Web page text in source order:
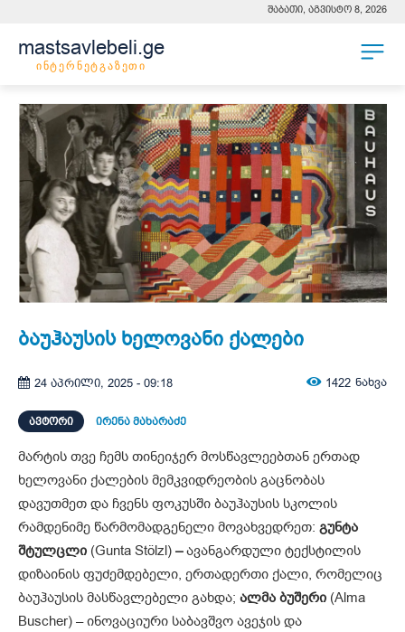
შაბათი, აგვისტო 8, 2026
mastsavlebeli.ge
ინტერნეტგაზეთი
ბაუჰაუსის ხელოვანი ქალები
24 აპრილი, 2025 - 09:18 1422 ნახვა
ᲐᲕᲢᲝᲠᲘ ირენა მახარაძე
მარტის თვე ჩემს თინეიჯერ მოსწავლეებთან ერთად
ხელოვანი ქალების მემკვიდრეობის გაცნობას
დავუთმეთ და ჩვენს ფოკუსში ბაუჰაუსის სკოლის
რამდენიმე წარმომადგენელი მოვახვედრეთ: გუნტა
შტულცლი (Gunta Stölzl) –ავანგარდული ტექსტილის
დიზაინის ფუძემდებელი, ერთადერთი ქალი, რომელიც
ბაუჰაუსის მასწავლებელი გახდა; ალმა ბუშერი (Alma
Buscher) – ინოვაციური საბავშვო ავეჯის და